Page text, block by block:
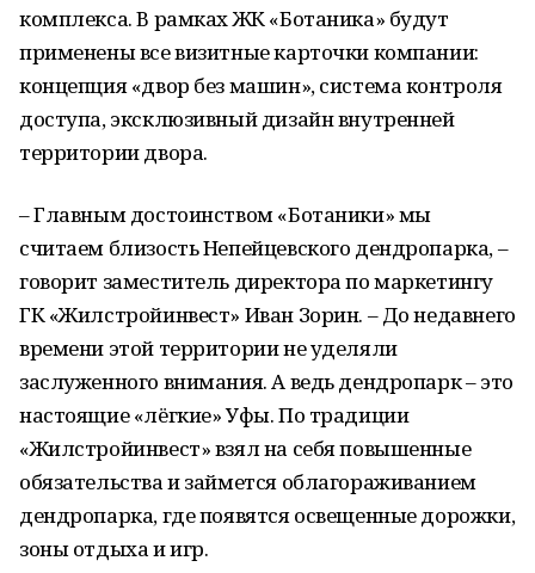
комплекса. В рамках ЖК «Ботаника» будут
применены все визитные карточки компании:
концепция «двор без машин», система контроля
доступа, эксклюзивный дизайн внутренней
территории двора.
– Главным достоинством «Ботаники» мы
считаем близость Непейцевского дендропарка, –
говорит заместитель директора по маркетингу
ГК «Жилстройинвест» Иван Зорин. – До недавнего
времени этой территории не уделяли
заслуженного внимания. А ведь дендропарк – это
настоящие «лёгкие» Уфы. По традиции
«Жилстройинвест» взял на себя повышенные
обязательства и займется облагораживанием
дендропарка, где появятся освещенные дорожки,
зоны отдыха и игр.